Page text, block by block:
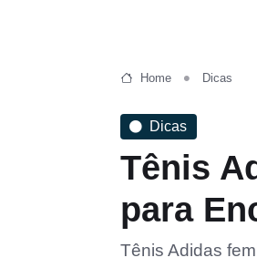
Home Dicas
Dicas
Tênis
para
Tênis Adidas